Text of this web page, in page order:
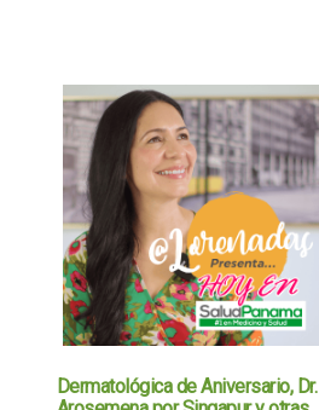
Dermatológica de Aniversario, Dr.